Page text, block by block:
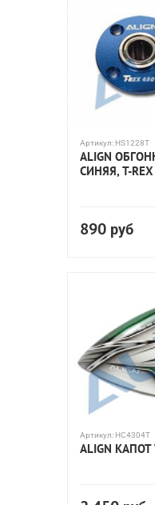
Артикул: HS1228T
ALIGN
СИНЯЯ, T-
890 руб
Артикул: HC4304T
ALIGN КАПОТ